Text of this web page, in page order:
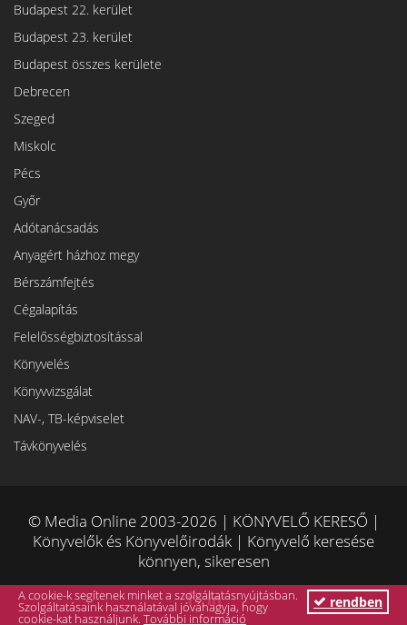
Budapest 22. kerület
Budapest 23. kerület
Budapest összes kerülete
Debrecen
Szeged
Miskolc
Pécs
Győr
Adótanácsadás
Anyagért házhoz megy
Bérszámfejtés
Cégalapítás
Felelősségbiztosítással
Könyvelés
Könyvvizsgálat
NAV-, TB-képviselet
Távkönyvelés
© Media Online 2003-2026 | KÖNYVELŐ KERESŐ |
Könyvelők és Könyvelőirodák | Könyvelő keresése
könnyen, sikeresen
A cookie-k segítenek minket a szolgáltatásnyújtásban.
Szolgáltatásaink használatával jóváhagyja, hogy
cookie-kat használjunk. További információ
rendben